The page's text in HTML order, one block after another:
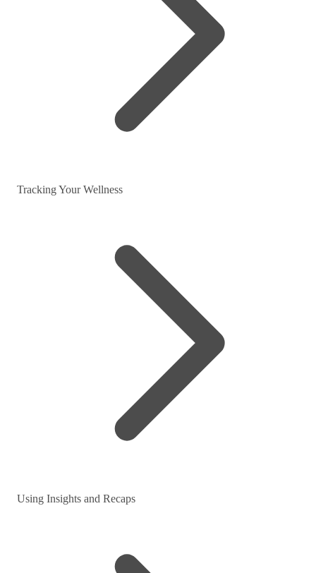
Tracking Your Wellness
Using Insights and Recaps